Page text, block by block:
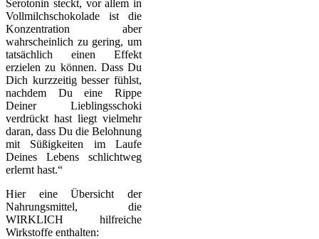
Serotonin steckt, vor allem in
Vollmilchschokolade ist die
Konzentration aber
wahrscheinlich zu gering, um
tatsächlich einen Effekt
erzielen zu können. Dass Du
Dich kurzzeitig besser fühlst,
nachdem Du eine Rippe
Deiner Lieblingsschoki
verdrückt hast liegt vielmehr
daran, dass Du die Belohnung
mit Süßigkeiten im Laufe
Deines Lebens schlichtweg
erlernt hast.“
Hier eine Übersicht der
Nahrungsmittel, die
WIRKLICH hilfreiche
Wirkstoffe enthalten: